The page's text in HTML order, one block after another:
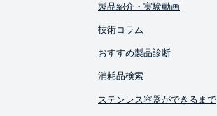
製品紹介・実験動画
技術コラム
おすすめ製品診断
消耗品検索
ステンレス容器ができるまで